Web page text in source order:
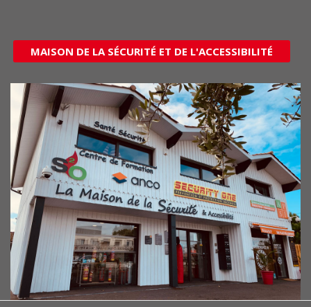
MAISON DE LA SÉCURITÉ ET DE L'ACCESSIBILITÉ